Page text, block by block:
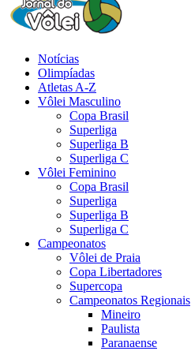
Notícias
Olimpíadas
Atletas A-Z
Vôlei Masculino
Copa Brasil
Superliga
Superliga B
Superliga C
Vôlei Feminino
Copa Brasil
Superliga
Superliga B
Superliga C
Campeonatos
Vôlei de Praia
Copa Libertadores
Supercopa
Campeonatos Regionais
Mineiro
Paulista
Paranaense